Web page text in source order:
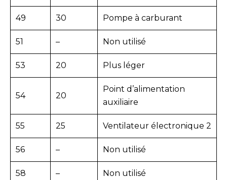
49 30 Pompe à carburant
51 – Non utilisé
53 20 Plus léger
54 20
Point d’alimentation
auxiliaire
55 25 Ventilateur électronique 2
56 – Non utilisé
58 – Non utilisé